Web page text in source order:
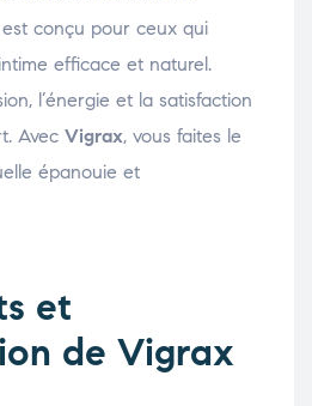
conçu pour ceux qui
efficace et naturel.
l’énergie et la satisfaction
Avec Vigrax, vous faites le
épanouie et
et
de Vigrax